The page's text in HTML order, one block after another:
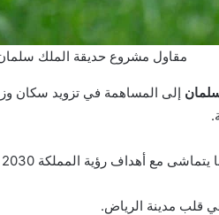
مقاول مشروع حديقة الملك
إلى المساهمة في تزويد سكان
المملكة 2030 ورفع مرتبة الرياض العالمية.
قلب مدينة الرياض.